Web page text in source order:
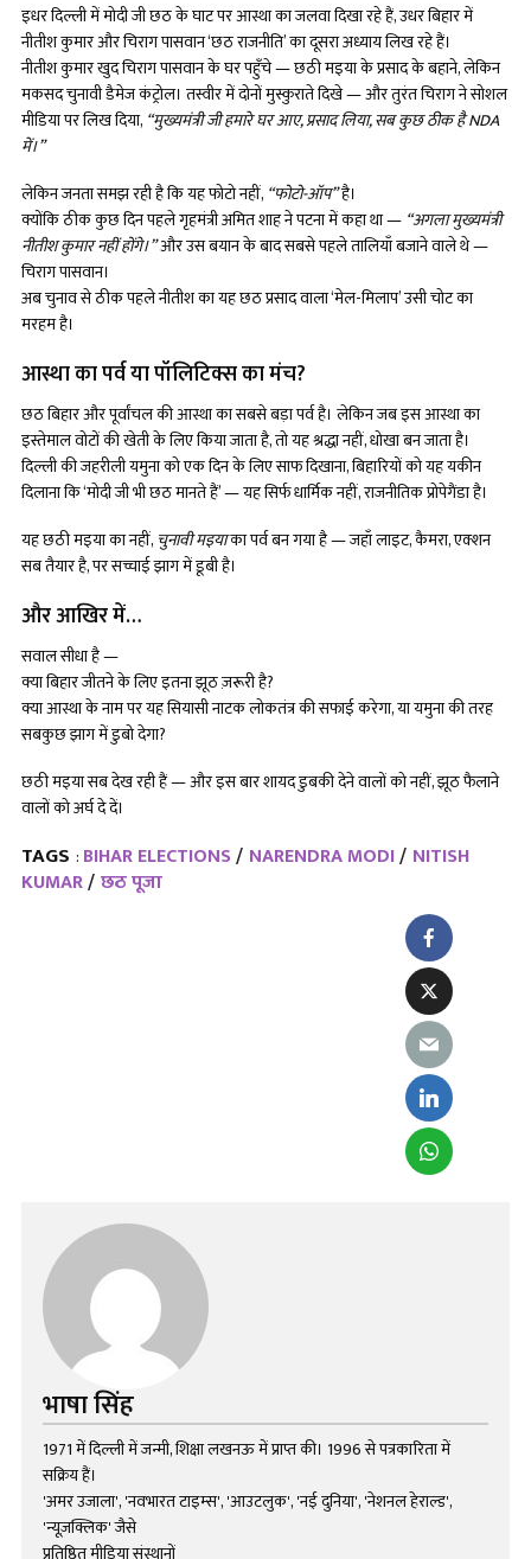
इधर दिल्ली में मोदी जी छठ के घाट पर आस्था का जलवा दिखा रहे हैं, उधर बिहार में
नीतीश कुमार और चिराग पासवान ‘छठ राजनीति’ का दूसरा अध्याय लिख रहे हैं।
नीतीश कुमार खुद चिराग पासवान के घर पहुँचे — छठी मइया के प्रसाद के बहाने, लेकिन
मकसद चुनावी डैमेज कंट्रोल। तस्वीर में दोनों मुस्कुराते दिखे — और तुरंत चिराग ने सोशल
मीडिया पर लिख दिया, “मुख्यमंत्री जी हमारे घर आए, प्रसाद लिया, सब कुछ ठीक है NDA
में।”
लेकिन जनता समझ रही है कि यह फोटो नहीं, “फोटो-ऑप”है।
क्योंकि ठीक कुछ दिन पहले गृहमंत्री अमित शाह ने पटना में कहा था — “अगला मुख्यमंत्री
नीतीश कुमार नहीं होंगे।”और उस बयान के बाद सबसे पहले तालियाँ बजाने वाले थे —
चिराग पासवान।
अब चुनाव से ठीक पहले नीतीश का यह छठ प्रसाद वाला ‘मेल-मिलाप’ उसी चोट का
मरहम है।
आस्था का पर्व या पॉलिटिक्स का मंच?
छठ बिहार और पूर्वांचल की आस्था का सबसे बड़ा पर्व है। लेकिन जब इस आस्था का
इस्तेमाल वोटों की खेती के लिए किया जाता है, तो यह श्रद्धा नहीं, धोखा बन जाता है।
दिल्ली की जहरीली यमुना को एक दिन के लिए साफ दिखाना, बिहारियों को यह यकीन
दिलाना कि ‘मोदी जी भी छठ मानते हैं’ — यह सिर्फ धार्मिक नहीं, राजनीतिक प्रोपेगैंडा है।
यह छठी मइया का नहीं, चुनावी मइयाका पर्व बन गया है — जहाँ लाइट, कैमरा, एक्शन
सब तैयार है, पर सच्चाई झाग में डूबी है।
और आखिर में…
सवाल सीधा है —
क्या बिहार जीतने के लिए इतना झूठ ज़रूरी है?
क्या आस्था के नाम पर यह सियासी नाटक लोकतंत्र की सफाई करेगा, या यमुना की तरह
सबकुछ झाग में डुबो देगा?
छठी मइया सब देख रही हैं — और इस बार शायद डुबकी देने वालों को नहीं, झूठ फैलाने
वालों को अर्घ दे दें।
TAGS : BIHAR ELECTIONS NARENDRA MODI NITISH
KUMAR छठ पूजा
भाषा सिंह
1971 में दिल्ली में जन्मी, शिक्षा लखनऊ में प्राप्त की। 1996 से पत्रकारिता में
सक्रिय हैं।
'अमर उजाला', 'नवभारत टाइम्स', 'आउटलुक', 'नई दुनिया', 'नेशनल हेराल्ड',
'न्यूज़क्लिक' जैसे
प्रतिष्ठित मीडिया संस्थानों